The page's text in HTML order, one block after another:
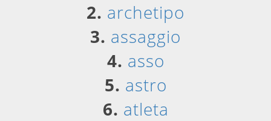
2. archetipo
3. assaggio
4. asso
5. astro
6. atleta